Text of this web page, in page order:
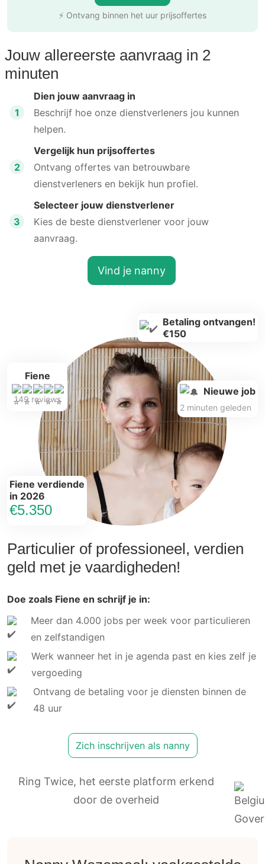
⚡ Ontvang binnen het uur prijsoffertes
Jouw allereerste aanvraag in 2
minuten
1
Dien jouw aanvraag in
Beschrijf hoe onze dienstverleners jou kunnen
helpen.
2
Vergelijk hun prijsoffertes
Ontvang offertes van betrouwbare
dienstverleners en bekijk hun profiel.
3
Selecteer jouw dienstverlener
Kies de beste dienstverlener voor jouw
aanvraag.
Vind je nanny
Particulier of professioneel, verdien
geld met je vaardigheden!
Doe zoals Fiene en schrijf je in:
Meer dan 4.000 jobs per week voor particulieren
en zelfstandigen
Werk wanneer het in je agenda past en kies zelf je
vergoeding
Ontvang de betaling voor je diensten binnen de
48 uur
Zich inschrijven als nanny
Fiene
149 reviews
Fiene verdiende
in 2026
€5.350
Betaling ontvangen!
€150
Nieuwe job
2 minuten geleden
Ring Twice, het eerste platform erkend
door de overheid